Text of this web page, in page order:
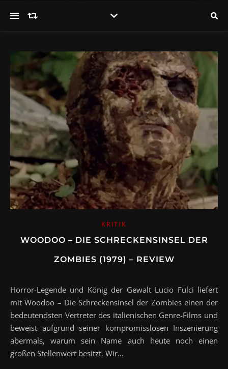
KRITIK
WOODOO – DIE SCHRECKENSINSEL DER
ZOMBIES (1979) – REVIEW
Horror-Legende und König der Gewalt Lucio Fulci liefert
mit Woodoo – Die Schreckensinsel der Zombies einen der
bedeutendsten Vertreter des italienischen Genre-Films und
beweist aufgrund seiner kompromisslosen Inszenierung
abermals, warum sein Name auch heute noch einen
großen Stellenwert besitzt. Wir…